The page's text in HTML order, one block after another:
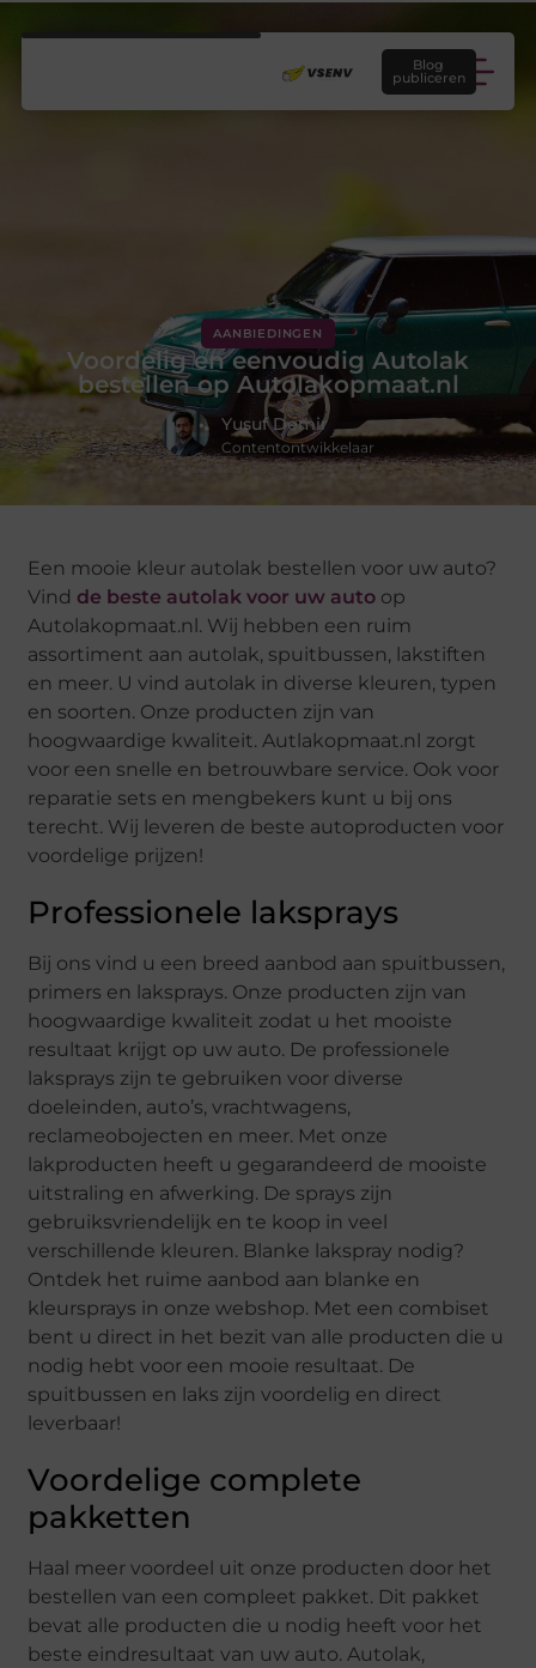
Blog
publiceren
AANBIEDINGEN
Voordelig en eenvoudig Autolak
bestellen op Autolakopmaat.nl
Yusuf Demir
Contentontwikkelaar
Een mooie kleur autolak bestellen voor uw auto?
Vind de beste autolak voor uw auto op
Autolakopmaat.nl. Wij hebben een ruim
assortiment aan autolak, spuitbussen, lakstiften
en meer. U vind autolak in diverse kleuren, typen
en soorten. Onze producten zijn van
hoogwaardige kwaliteit. Autlakopmaat.nl zorgt
voor een snelle en betrouwbare service. Ook voor
reparatie sets en mengbekers kunt u bij ons
terecht. Wij leveren de beste autoproducten voor
voordelige prijzen!
Professionele laksprays
Bij ons vind u een breed aanbod aan spuitbussen,
primers en laksprays. Onze producten zijn van
hoogwaardige kwaliteit zodat u het mooiste
resultaat krijgt op uw auto. De professionele
laksprays zijn te gebruiken voor diverse
doeleinden, auto’s, vrachtwagens,
reclameobojecten en meer. Met onze
lakproducten heeft u gegarandeerd de mooiste
uitstraling en afwerking. De sprays zijn
gebruiksvriendelijk en te koop in veel
verschillende kleuren. Blanke lakspray nodig?
Ontdek het ruime aanbod aan blanke en
kleursprays in onze webshop. Met een combiset
bent u direct in het bezit van alle producten die u
nodig hebt voor een mooie resultaat. De
spuitbussen en laks zijn voordelig en direct
leverbaar!
Voordelige complete
pakketten
Haal meer voordeel uit onze producten door het
bestellen van een compleet pakket. Dit pakket
bevat alle producten die u nodig heeft voor het
beste eindresultaat van uw auto. Autolak,